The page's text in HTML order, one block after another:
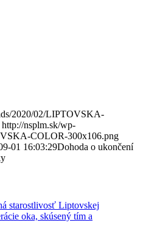
2020/02/LIPTOVSKA-
http://nsplm.sk/wp-
COLOR-300x106.png
01 16:03:29Dohoda o ukončení
starostlivosť Liptovskej
oka, skúsený tím a